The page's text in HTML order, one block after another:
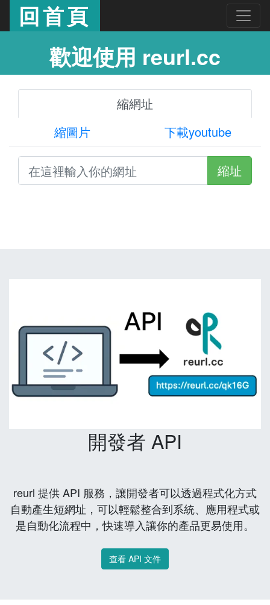
回首頁
歡迎使用 reurl.cc
縮網址
縮圖片
下載youtube
縮址
開發者 API
reurl 提供 API 服務，讓開發者可以透過程式化方式
自動產生短網址，可以輕鬆整合到系統、應用程式或
是自動化流程中，快速導入讓你的產品更易使用。
查看 API 文件